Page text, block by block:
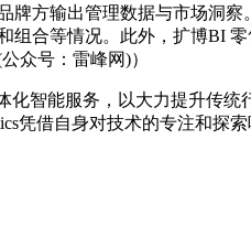
方输出管理数据与市场洞
合等情况。此外，扩博BI
众号：雷峰网)）
能服务，以大力提升传统
凭借自身对技术的专注和探